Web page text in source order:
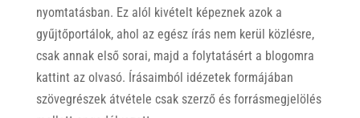
nyomtatásban. Ez alól kivételt képeznek azok a
gyűjtőportálok, ahol az egész írás nem kerül közlésre,
csak annak első sorai, majd a folytatásért a blogomra
kattint az olvasó. Írásaimból idézetek formájában
szövegrészek átvétele csak szerző és forrásmegjelölés